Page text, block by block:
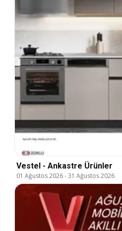
Vestel - Ankastre Ürünler
01 Ağustos 2026-31 Ağustos 2026